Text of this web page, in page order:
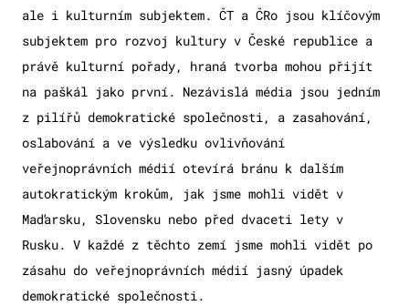
ale i kulturním subjektem. ČT a ČRo jsou klíčovým
subjektem pro rozvoj kultury v České republice a
právě kulturní pořady, hraná tvorba mohou přijít
na paškál jako první. Nezávislá média jsou jedním
z pilířů demokratické společnosti, a zasahování,
oslabování a ve výsledku ovlivňování
veřejnoprávních médií otevírá bránu k dalším
autokratickým krokům, jak jsme mohli vidět v
Maďarsku, Slovensku nebo před dvaceti lety v
Rusku. V každé z těchto zemí jsme mohli vidět po
zásahu do veřejnoprávních médií jasný úpadek
demokratické společnosti.